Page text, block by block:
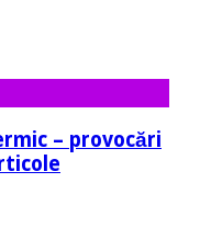
– provocări